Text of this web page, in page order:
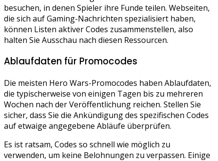
besuchen, in denen Spieler ihre Funde teilen. Webseiten,
die sich auf Gaming-Nachrichten spezialisiert haben,
können Listen aktiver Codes zusammenstellen, also
halten Sie Ausschau nach diesen Ressourcen.
Ablaufdaten für Promocodes
Die meisten Hero Wars-Promocodes haben Ablaufdaten,
die typischerweise von einigen Tagen bis zu mehreren
Wochen nach der Veröffentlichung reichen. Stellen Sie
sicher, dass Sie die Ankündigung des spezifischen Codes
auf etwaige angegebene Abläufe überprüfen.
Es ist ratsam, Codes so schnell wie möglich zu
verwenden, um keine Belohnungen zu verpassen. Einige